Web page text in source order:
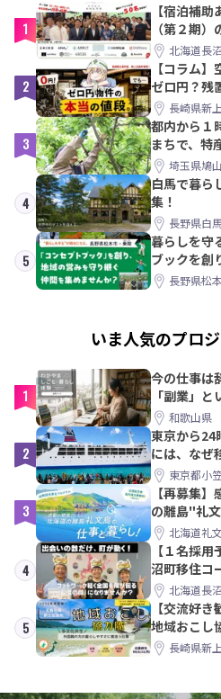
1
【宿泊補
（第２期
【8/21〆】
北海道長
2
【コラム
ゼロ円？残
教訓｜新上
長崎県新
3
都内から１
まちで、特
PRメンバー
埼玉県鳩
4
白馬で暮ら
集！
長野県白
5
暮らしを守
ブックを創
間を集めま
長野県松
いま人気のプロ
1
今の仕事は
「副業」
和歌山県
2
東京から24
には、なぜ
みた東京都小
3
【再募集
の離島"礼
北海道礼
4
【１名採
沼町移住コ
す！北海道長
5
【交流好
地域おこし
島町長崎県新